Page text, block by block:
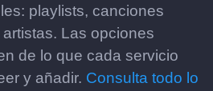
playlists, canciones
Las opciones
de lo que cada servicio
y añadir. Consulta todo lo